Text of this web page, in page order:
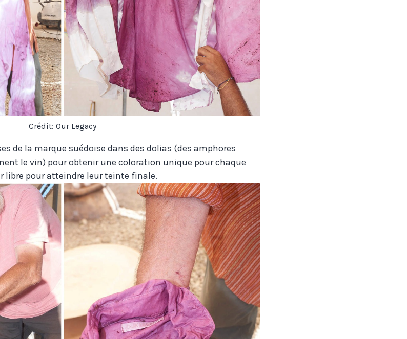
Crédit: Our Legacy
de la marque suédoise dans des dolias (des amphores
le vin) pour obtenir une coloration unique pour chaque
libre pour atteindre leur teinte finale.